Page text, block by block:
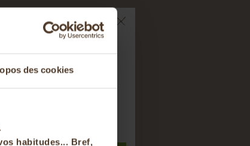
des cookies
habitudes... Bref,
votre
newsletter